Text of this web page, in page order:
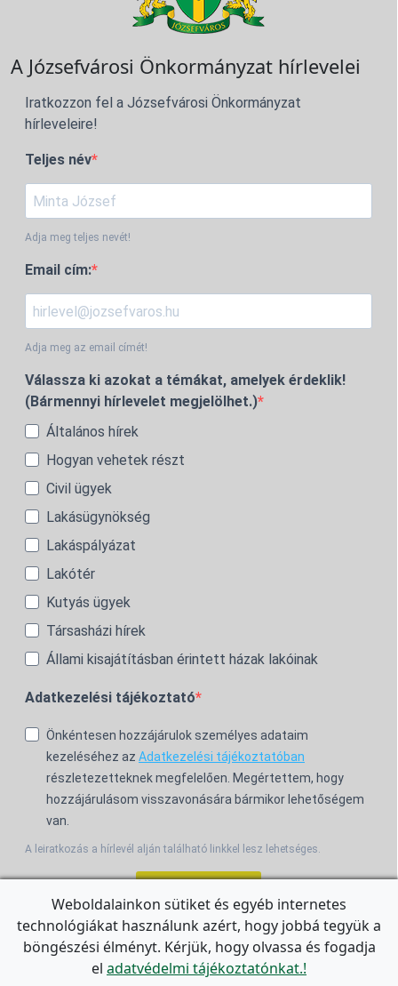
A Józsefvárosi Önkormányzat hírlevelei
Iratkozzon fel a Józsefvárosi Önkormányzat
hírleveleire!
Teljes név
Adja meg teljes nevét!
Email cím:
Adja meg az email címét!
Válassza ki azokat a témákat, amelyek érdeklik!
(Bármennyi hírlevelet megjelölhet.)
Általános hírek
Hogyan vehetek részt
Civil ügyek
Lakásügynökség
Lakáspályázat
Lakótér
Kutyás ügyek
Társasházi hírek
Állami kisajátításban érintett házak lakóinak
Adatkezelési tájékoztató
Önkéntesen hozzájárulok személyes adataim
kezeléséhez az Adatkezelési tájékoztatóban
részletezetteknek megfelelően. Megértettem, hogy
hozzájárulásom visszavonására bármikor lehetőségem
van.
A leiratkozás a hírlevél alján található linkkel lesz lehetséges.
For the English Newsletter, clickHERE.
Weboldalainkon sütiket és egyéb internetes
technológiákat használunk azért, hogy jobbá tegyük a
böngészési élményt. Kérjük, hogy olvassa és fogadja
el adatvédelmi tájékoztatónkat.!